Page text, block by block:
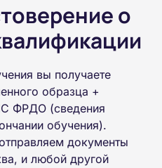
о
вы получаете
образца +
ФРДО (сведения
обучения).
документы
и любой другой